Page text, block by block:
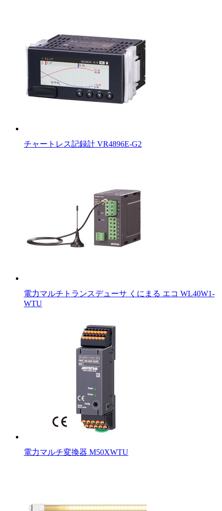
チャートレス記録計 VR4896E-G2
電力マルチトランスデューサ くにまる エコ WL40W1-
WTU
電力マルチ変換器 M50XWTU